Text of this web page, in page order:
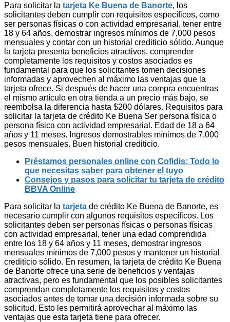
Para solicitar la tarjeta Ke Buena de Banorte, los
solicitantes deben cumplir con requisitos específicos, como
ser personas físicas o con actividad empresarial, tener entre
18 y 64 años, demostrar ingresos mínimos de 7,000 pesos
mensuales y contar con un historial crediticio sólido. Aunque
la tarjeta presenta beneficios atractivos, comprender
completamente los requisitos y costos asociados es
fundamental para que los solicitantes tomen decisiones
informadas y aprovechen al máximo las ventajas que la
tarjeta ofrece. Si después de hacer una compra encuentras
el mismo artículo en otra tienda a un precio más bajo, se
reembolsa la diferencia hasta $200 dólares. Requisitos para
solicitar la tarjeta de crédito Ke Buena Ser persona física o
persona física con actividad empresarial. Edad de 18 a 64
años y 11 meses. Ingresos demostrables mínimos de 7,000
pesos mensuales. Buen historial crediticio.
Préstamos personales online con Cofidis: Todo lo
que necesitas saber para obtener el tuyo
Consejos y pasos para solicitar tu tarjeta de crédito
BBVA Online
Para solicitar la tarjeta de crédito Ke Buena de Banorte, es
necesario cumplir con algunos requisitos específicos. Los
solicitantes deben ser personas físicas o personas físicas
con actividad empresarial, tener una edad comprendida
entre los 18 y 64 años y 11 meses, demostrar ingresos
mensuales mínimos de 7,000 pesos y mantener un historial
crediticio sólido. En resumen, la tarjeta de crédito Ke Buena
de Banorte ofrece una serie de beneficios y ventajas
atractivas, pero es fundamental que los posibles solicitantes
comprendan completamente los requisitos y costos
asociados antes de tomar una decisión informada sobre su
solicitud. Esto les permitirá aprovechar al máximo las
ventajas que esta tarjeta tiene para ofrecer.